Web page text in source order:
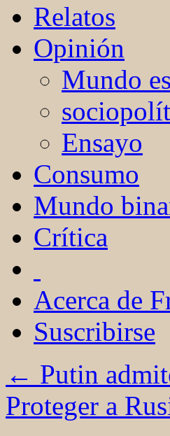
Relatos
Opinión
Mundo
Ensayo
Consumo
Mundo
Crítica
Acerca de
Suscribirse
← Putin
Proteger a